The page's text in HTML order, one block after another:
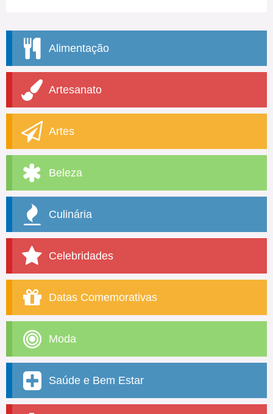
Alimentação
Artesanato
Artes
Beleza
Culinária
Celebridades
Datas Comemorativas
Moda
Saúde e Bem Estar